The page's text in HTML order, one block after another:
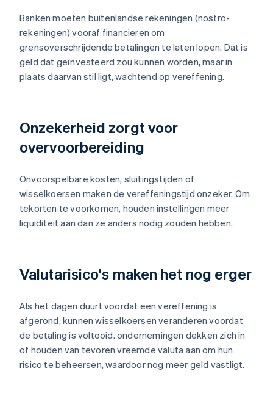
Banken moeten buitenlandse rekeningen (nostro-
rekeningen) vooraf financieren om
grensoverschrijdende betalingen te laten lopen. Dat is
geld dat geïnvesteerd zou kunnen worden, maar in
plaats daarvan stil ligt, wachtend op vereffening.
Onzekerheid zorgt voor
overvoorbereiding
Onvoorspelbare kosten, sluitingstijden of
wisselkoersen maken de vereffeningstijd onzeker. Om
tekorten te voorkomen, houden instellingen meer
liquiditeit aan dan ze anders nodig zouden hebben.
Valutarisico's maken het nog erger
Als het dagen duurt voordat een vereffening is
afgerond, kunnen wisselkoersen veranderen voordat
de betaling is voltooid. ondernemingen dekken zich in
of houden van tevoren vreemde valuta aan om hun
risico te beheersen, waardoor nog meer geld vastligt.